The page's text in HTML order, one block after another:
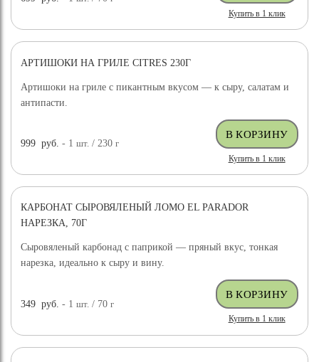
Купить в 1 клик
АРТИШОКИ НА ГРИЛЕ CITRES 230Г
Артишоки на гриле с пикантным вкусом — к сыру, салатам и
антипасти.
999 руб. - 1шт. / 230г
Купить в 1 клик
КАРБОНАТ СЫРОВЯЛЕНЫЙ ЛОМО EL PARADOR
НАРЕЗКА, 70Г
Сыровяленый карбонад с паприкой — пряный вкус, тонкая
нарезка, идеально к сыру и вину.
349 руб. - 1шт. / 70г
Купить в 1 клик